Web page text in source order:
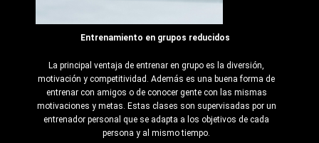
Entrenamiento en grupos reducidos
La principal ventaja de entrenar en grupo es la diversión,
motivación y competitividad. Además es una buena forma de
entrenar con amigos o de conocer gente con las mismas
motivaciones y metas. Estas clases son supervisadas por un
entrenador personal que se adapta a los objetivos de cada
persona y al mismo tiempo.